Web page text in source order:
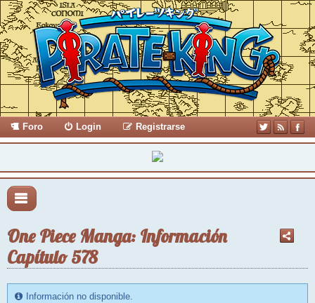
Foro Login Registrarse
One Piece Manga: Información
Capítulo 578
Información no disponible.